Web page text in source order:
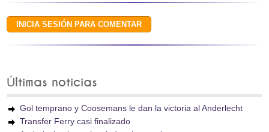
Últimas noticias
Gol temprano y Coosemans le dan la victoria al Anderlecht
Transfer Ferry casi finalizado